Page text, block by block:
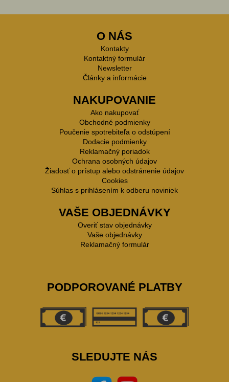
O NÁS
Kontakty
Kontaktný formulár
Newsletter
Články a informácie
NAKUPOVANIE
Ako nakupovať
Obchodné podmienky
Poučenie spotrebiteľa o odstúpení
Dodacie podmienky
Reklamačný poriadok
Ochrana osobných údajov
Žiadosť o prístup alebo odstránenie údajov
Cookies
Súhlas s prihlásením k odberu noviniek
VAŠE OBJEDNÁVKY
Overiť stav objednávky
Vaše objednávky
Reklamačný formulár
PODPOROVANÉ PLATBY
SLEDUJTE NÁS